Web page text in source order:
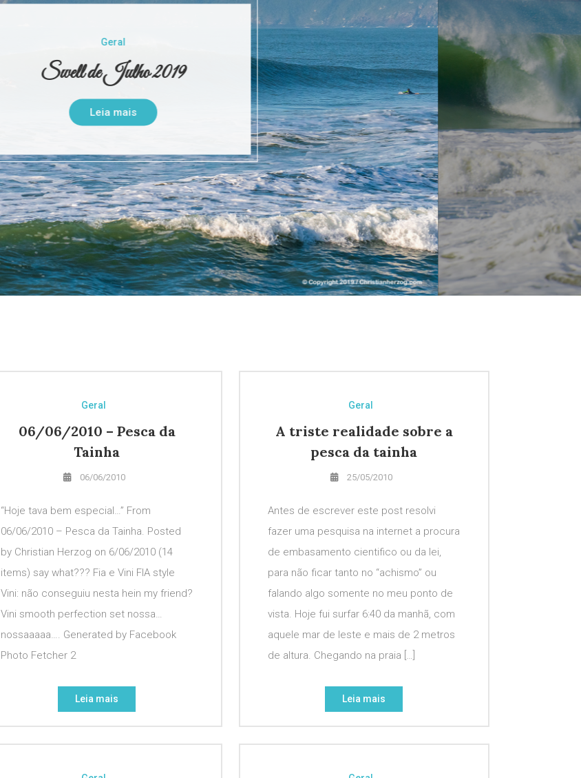
Swell da Vida
Geral
06/06/2010 – Pesca da
Tainha
06/06/2010
“Hoje tava bem especial…” From
06/06/2010 – Pesca da Tainha. Posted
by Christian Herzog on 6/06/2010 (14
items) say what??? Fia e Vini FIA style
Vini: não conseguiu nesta hein my friend?
Vini smooth perfection set nossa…
nossaaaaa…. Generated by Facebook
Photo Fetcher 2
Leia mais
Geral
A triste realidade sobre a
pesca da tainha
25/05/2010
Antes de escrever este post resolvi
fazer uma pesquisa na internet a procura
de embasamento cientifico ou da lei,
para não ficar tanto no “achismo” ou
falando algo somente no meu ponto de
vista. Hoje fui surfar 6:40 da manhã, com
aquele mar de leste e mais de 2 metros
de altura. Chegando na praia […]
Leia mais